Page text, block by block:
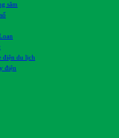
săm
điện du lịch
điện